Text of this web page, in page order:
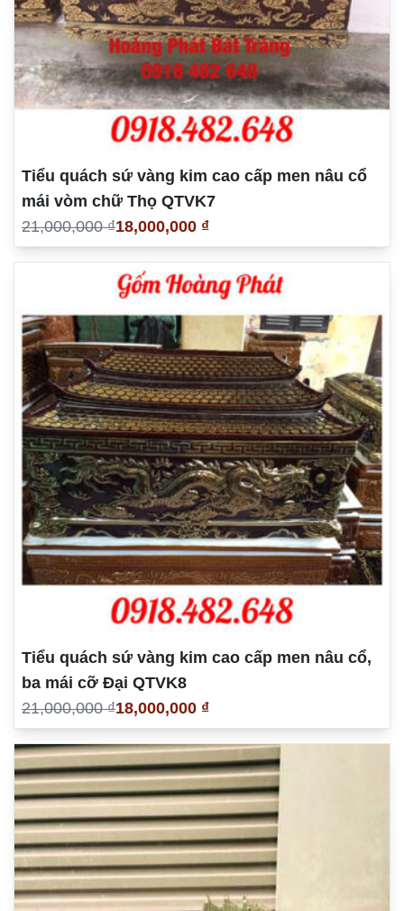
Tiểu quách sứ vàng kim cao cấp men nâu cổ
mái vòm chữ Thọ QTVK7
21,000,000 ₫18,000,000 ₫
Tiểu quách sứ vàng kim cao cấp men nâu cổ,
ba mái cỡ Đại QTVK8
21,000,000 ₫18,000,000 ₫